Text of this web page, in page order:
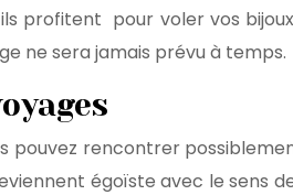
profitent pour voler vos
ne sera jamais prévu à temps.
pouvez rencontrer
égoïste avec le sens